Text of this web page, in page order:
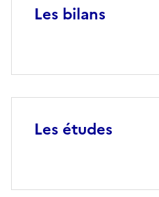
Les bilans
Les études